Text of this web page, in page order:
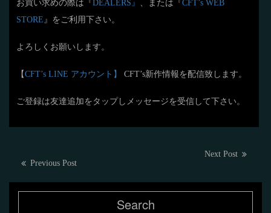
お買い求めの際は『DEALERS』 、または『CFT’s WEB
STORE 』をご利用下さい。
よろしくお願いします。
【CFT’s LINE アカウント】 CFT’s新作情報を配信致します。
ご登録は友達追加をタップしメッセージを受信して下さい。
投
ナ
Previous PostPrevious
Next PostNext
Search